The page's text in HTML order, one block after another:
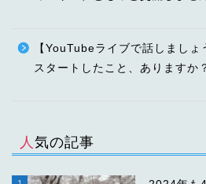
【YouTubeライブで話しまし
スタートしたこと、ありますか
人気の記事